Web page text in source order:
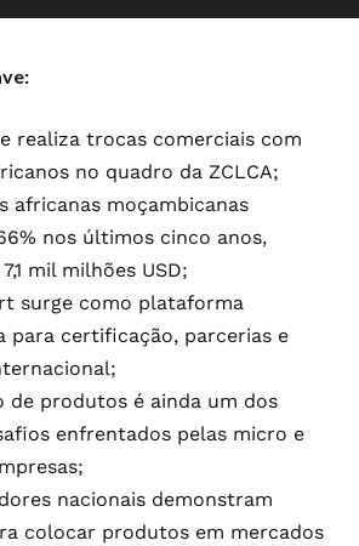
realiza trocas comerciais com
no quadro da ZCLCA;
africanas moçambicanas
nos últimos cinco anos,
mil milhões USD;
surge como plataforma
para certificação, parcerias e
de produtos é ainda um dos
enfrentados pelas micro e
nacionais demonstram
colocar produtos em mercados